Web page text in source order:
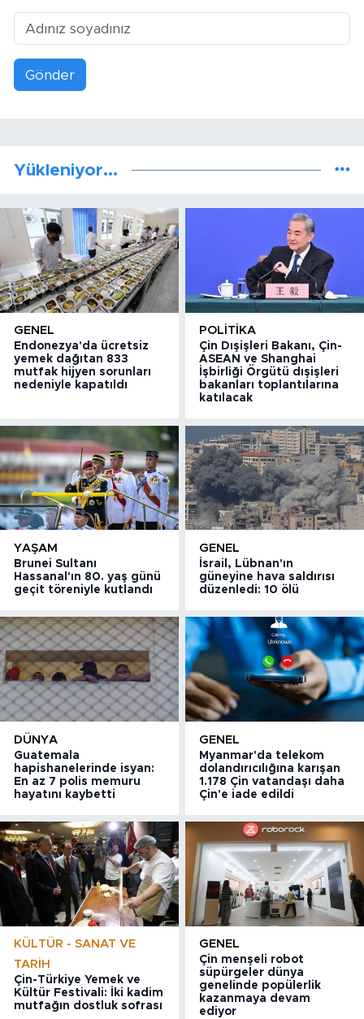
Gönder
Yükleniyor...
GENEL
Endonezya'da ücretsiz
yemek dağıtan 833
mutfak hijyen sorunları
nedeniyle kapatıldı
POLITIKA
Çin Dışişleri Bakanı, Çin-
ASEAN ve Shanghai
İşbirliği Örgütü dışişleri
bakanları toplantılarına
katılacak
YAŞAM
Brunei Sultanı
Hassanal'ın 80. yaş günü
geçit töreniyle kutlandı
GENEL
İsrail, Lübnan'ın
güneyine hava saldırısı
düzenledi: 10 ölü
DÜNYA
Guatemala
hapishanelerinde isyan:
En az 7 polis memuru
hayatını kaybetti
GENEL
Myanmar'da telekom
dolandırıcılığına karışan
1.178 Çin vatandaşı daha
Çin'e iade edildi
KÜLTÜR - SANAT VE
TARIH
Çin-Türkiye Yemek ve
Kültür Festivali: İki kadim
mutfağın dostluk sofrası
GENEL
Çin menşeli robot
süpürgeler dünya
genelinde popülerlik
kazanmaya devam
ediyor